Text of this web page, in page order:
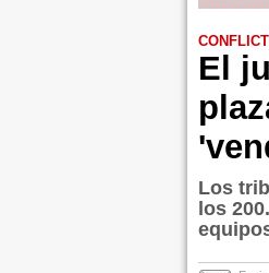
El
Los
los